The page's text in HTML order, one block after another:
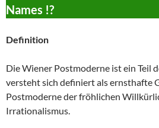
Names !?
Definition
Die Wiener Postmoderne ist ein Teil
versteht sich definiert als ernsthafte
Postmoderne der fröhlichen
Irrationalismus.